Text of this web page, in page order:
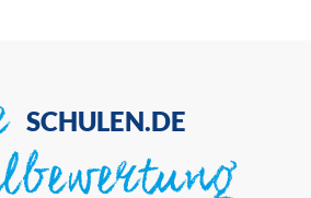
SCHULEN.DE